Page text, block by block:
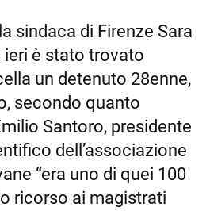
sindaca di Firenze Sara
ieri è stato trovato
un detenuto 28enne,
secondo quanto
Santoro, presidente
dell’associazione
“era uno di quei 100
ricorso ai magistrati